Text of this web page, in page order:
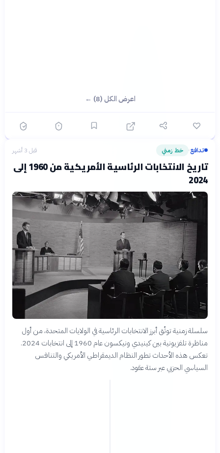
اعرض الكل (8) ←
تدافع› خط زمني قبل 3 أشهر
تاريخ الانتخابات الرئاسية الأمريكية من 1960 إلى
2024
سلسلة زمنية توثّق أبرز الانتخابات الرئاسية في الولايات المتحدة، من أول
مناظرة تلفزيونية بين كينيدي ونيكسون عام 1960 إلى انتخابات 2024.
تعكس هذه الأحداث تطور النظام الديمقراطي الأمريكي والتنافس
السياسي الحزبي عبر ستة عقود.